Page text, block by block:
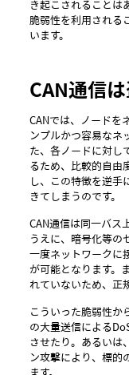
き起こされることは
脆弱性を利用される
います。
CAN通信
CANでは、ノードを
ンプルかつ容易なネ
た、各ノードに対し
るため、比較的自由
し、この特徴を逆手
きてしまうのです。
CAN通信は同一バス
うえに、暗号化等の
一度ネットワークに
が可能となります。
れていないため、正
こういった脆弱性か
の大量送信による
させたり。あるいは
ン攻撃により、標的